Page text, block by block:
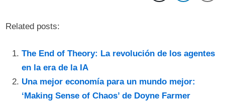
Related posts:
The End of Theory: La revolución de los agentes
en la era de la IA
Una mejor economía para un mundo mejor:
‘Making Sense of Chaos’ de Doyne Farmer